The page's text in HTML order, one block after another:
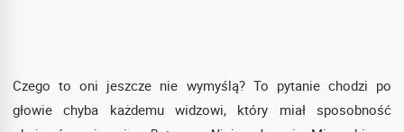
Czego to oni jeszcze nie wymyślą? To pytanie chodzi po
głowie chyba każdemu widzowi, który miał sposobność